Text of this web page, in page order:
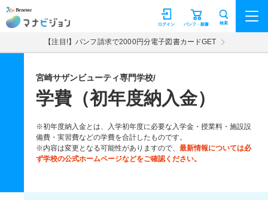
マナビジョン パンフ・願書
ログイン 検索
【注目!】パンフ請求で2000円分電子図書カードGET
宮崎サザンビューティ専門学校/
学費（初年度納入金）
※初年度納入金とは、入学初年度に必要な入学金・授業料・施設設
備費・実習費などの学費を合計したものです。
※内容は変更となる可能性がありますので、 最新情報については必
ず学校の公式ホームページなどをご確認ください。